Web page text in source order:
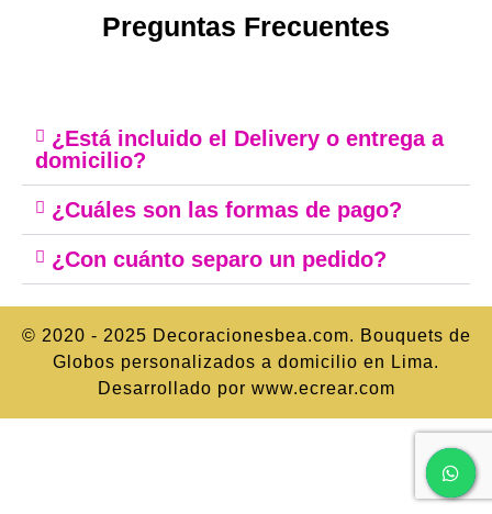
Preguntas Frecuentes
¿Está incluido el Delivery o entrega a
domicilio?
¿Cuáles son las formas de pago?
¿Con cuánto separo un pedido?
© 2020 - 2025 Decoracionesbea.com. Bouquets de
Globos personalizados a domicilio en Lima.
Desarrollado por www.ecrear.com